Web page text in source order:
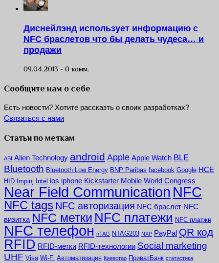
Диснейлэнд использует информацию с
NFC браслетов что бы делать чудеса… и
продажи
09.04.2013 - 0 комм.
Сообщите нам о себе
Есть новости? Хотите рассказть о своих разработках?
Связаться с нами
Статьи по меткам
ABI Alien Technology android Apple Apple Watch BLE
Bluetooth Bluetooth Low Energy BNP Paribas facebook Google HCE
HID Impinj Intel ios iphone Kickstarter Mobile World Congress
Near Field Communication NFC
NFC tags NFC авторизация NFC браслет NFC
визитка NFC метки NFC платежи NFC платжи
NFC телефон nTAG NTAG203 NXP PayPal QR код
RFID RFID-метки RFID-технологии Social marketing
UHF Visa Wi-Fi Автоматизация Киевстар ПриватБанк статистика